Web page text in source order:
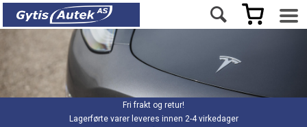
Fri frakt og retur!
Lagerførte varer leveres innen 2-4 virkedager